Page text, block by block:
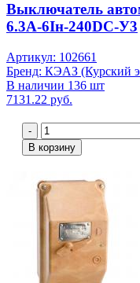
Выключатель
6.3А-6Iн-240DC-У3
Артикул: 102661
Бренд: КЭАЗ (Курский
В наличии 136 шт
7131.22 руб.
-
В корзину